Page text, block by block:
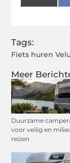
Meer
Duurzame
voor veilig en
reizen
Tags:
Fiets huren